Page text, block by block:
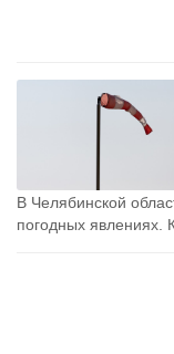
В Челябинской
погодных явлениях.